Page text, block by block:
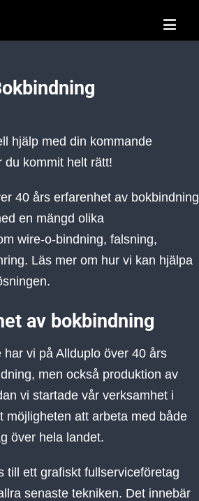
hjälp med din kommande
du kommit helt rätt!
40 års erfarenhet av bokbindning
en mängd olika
wire-o-bindning, falsning,
Läs mer om hur vi kan hjälpa
av bokbindning
vi på Allduplo över 40 års
men också produktion av
vi startade vår verksamhet i
möjligheten att arbeta med både
över hela landet.
till ett grafiskt fullserviceföretag
senaste tekniken. Det innebär